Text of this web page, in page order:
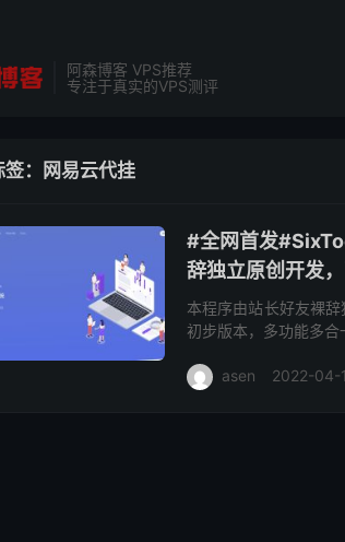
阿森博客 VPS推荐
专注于真实的VPS测评
签：网易云代挂
#全网首发
辞独立原创开发
本程序由站长好友裸
初步版本，多功能多
asen 2022-04-